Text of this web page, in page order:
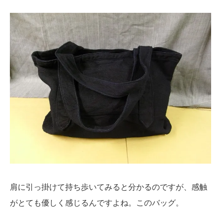
肩に引っ掛けて持ち歩いてみると分かるのですが、感触
がとても優しく感じるんですよね。このバッグ。